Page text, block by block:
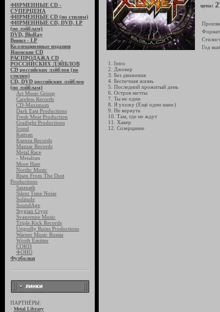
ФИРМЕННЫЕ CD -
СУПЕРЦЕНА
ФИРМЕННЫЕ CD (по стилям)
ФИРМЕННЫЕ CD, DVD, LP
(по лэйблам)
DVD, BluRay
Винил - LP
Коллекционные издания
Японские CD
РАСПРОДАЖА CD
РОССИЙСКИХ ЛЭЙБЛОВ
CD российских лэйблов (по
стилям)
CD, DVD российских лэйблов
(по лэйблам)
Art Music Group
Careless Records
CD-Maximum
Dark East Productions
Fresh Meat Production
Grailight Productions
Irond
Kattran
Ksenza Records
Mazzar Records
Metal Race
- Metalism
More Hate
Nordic Music
Risen From The Dust
Productions
Satanath
Silent Time Noise
Solitude
SoundAge
Stygian Crypt
Svanrenne Music
Triple Kick Records
Ungodly Ruins Productions
Warner Music Russia
Wroth Emitter
СОЮЗ
ФОНО
Футболки
ПАРТНЁРЫ:
· Metal Library
цена:
Год
1. Intro
2. Джокер
3. Без движения
4. Беспечная жизнь
5. Последний прожитый день
6. Остров мечты
7. Ты не один
8. Я ухожу (Ещё один шанс)
9. Не вернуть
10. Там, где не ждут
11. Хакер
12. Созерцание